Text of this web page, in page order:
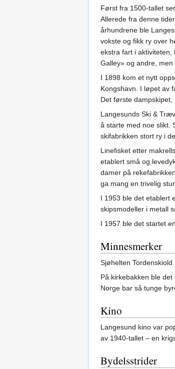
Først fra 1500-tallet
Allerede fra denne
århundrene ble
vokste og fikk ry over
ekstra fart i
Galley» og andre,
I 1898 kom et nytt
Kongshavn. I løpet av
Det første
Langesunds Ski &
å starte med noe slikt.
skifabrikken stort ry i
Linefisket etter
etablert små og
damer på
ga mang en trivelig
I 1953 ble det etablert
skipsmodeller i metall
I 1957 ble det startet
Minnesmerker
Sjøhelten
På kirkebakken ble
Norge bar så tunge
Kino
Langesund kino var
av 1940-tallet – en
Bydelsstrider